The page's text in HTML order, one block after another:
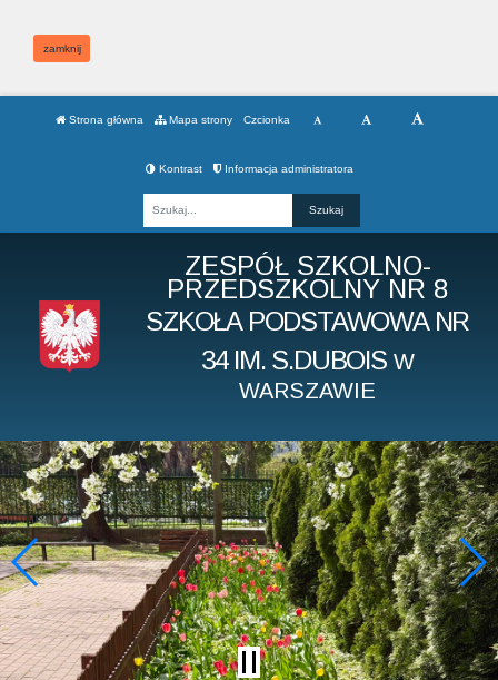
zamknij
Strona główna Mapa strony Czcionka
Kontrast Informacja administratora
ZESPÓŁ SZKOLNO-
PRZEDSZKOLNY NR 8
SZKOŁA PODSTAWOWA NR
34 IM. S.DUBOIS W
WARSZAWIE